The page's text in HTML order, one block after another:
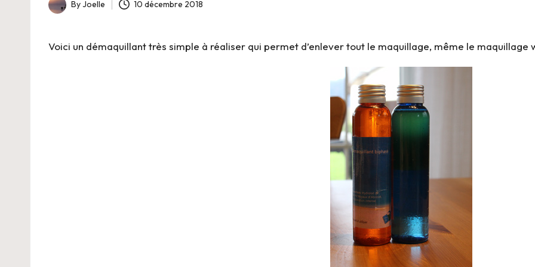
-
Posted
ByJoelle 10 décembre 2018
Voici un démaquillant très simple à réaliser qui permet d’enlever tout le maquillage, même le maquillage